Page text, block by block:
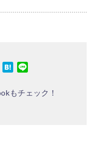
TwitterHatena
もチェック！